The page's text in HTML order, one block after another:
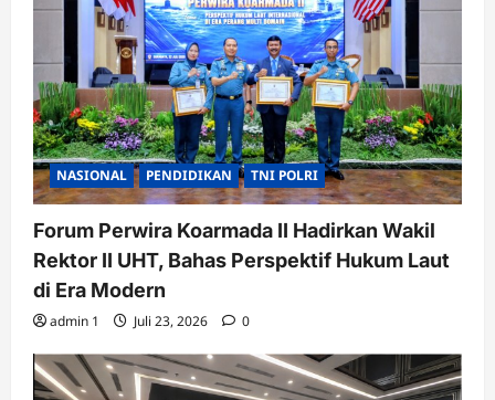
NASIONAL PENDIDIKAN TNI POLRI
Forum Perwira Koarmada II Hadirkan Wakil
Rektor II UHT, Bahas Perspektif Hukum Laut
di Era Modern
admin 1 Juli 23, 2026 0